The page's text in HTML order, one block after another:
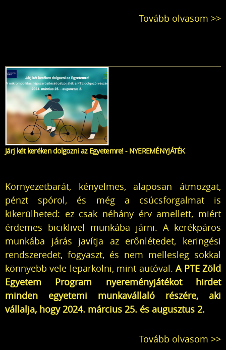
Tovább olvasom >>
Járj két keréken dolgozni az Egyetemre! - NYEREMÉNYJÁTÉK
Környezetbarát, kényelmes, alaposan átmozgat,
pénzt spórol, és még a csúcsforgalmat is
kikerülheted: ez csak néhány érv amellett, miért
érdemes biciklivel munkába járni. A kerékpáros
munkába járás javítja az erőnlétedet, keringési
rendszeredet, fogyaszt, és nem mellesleg sokkal
könnyebb vele leparkolni, mint autóval.A PTE Zöld
Egyetem Program nyereményjátékot hirdet
minden egyetemi munkavállaló részére, aki
vállalja, hogy 2024. március 25. és augusztus 2.
Tovább olvasom >>